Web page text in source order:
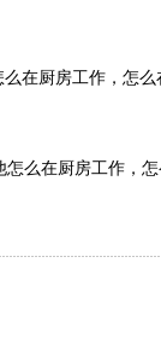
在厨房工作，怎
么在厨房工作，